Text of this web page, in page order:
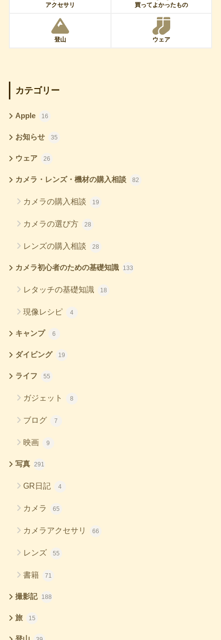
アクセサリ 買ってよかったもの
登山 ウェア
カテゴリー
Apple 16
お知らせ 35
ウェア 26
カメラ・レンズ・機材の購入相談 82
カメラの購入相談 19
カメラの選び方 28
レンズの購入相談 28
カメラ初心者のための基礎知識 133
レタッチの基礎知識 18
現像レシピ 4
キャンプ 6
ダイビング 19
ライフ 55
ガジェット 8
ブログ 7
映画 9
写真 291
GR日記 4
カメラ 65
カメラアクセサリ 66
レンズ 55
書籍 71
撮影記 188
旅 15